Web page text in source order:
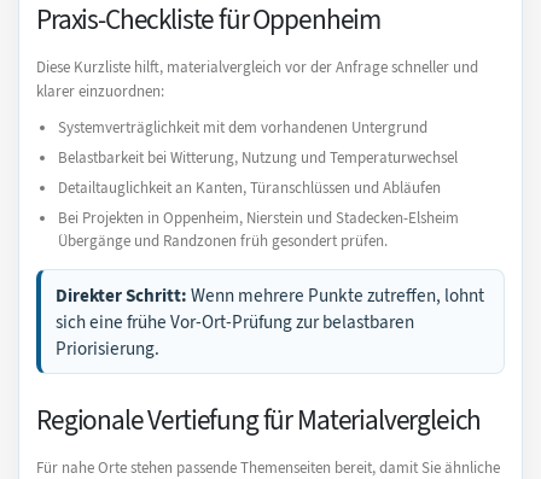
Praxis-Checkliste für Oppenheim
Diese Kurzliste hilft, materialvergleich vor der Anfrage schneller und
klarer einzuordnen:
Systemverträglichkeit mit dem vorhandenen Untergrund
Belastbarkeit bei Witterung, Nutzung und Temperaturwechsel
Detailtauglichkeit an Kanten, Türanschlüssen und Abläufen
Bei Projekten in Oppenheim, Nierstein und Stadecken-Elsheim
Übergänge und Randzonen früh gesondert prüfen.
Direkter Schritt: Wenn mehrere Punkte zutreffen, lohnt
sich eine frühe Vor-Ort-Prüfung zur belastbaren
Priorisierung.
Regionale Vertiefung für Materialvergleich
Für nahe Orte stehen passende Themenseiten bereit, damit Sie ähnliche